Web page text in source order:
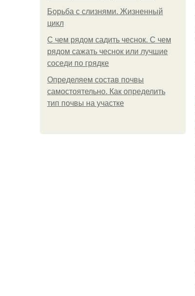
Борьба с слизнями. Жизненный
цикл
С чем рядом садить чеснок. С чем
рядом сажать чеснок или лучшие
соседи по грядке
Определяем состав почвы
самостоятельно. Как определить
тип почвы на участке